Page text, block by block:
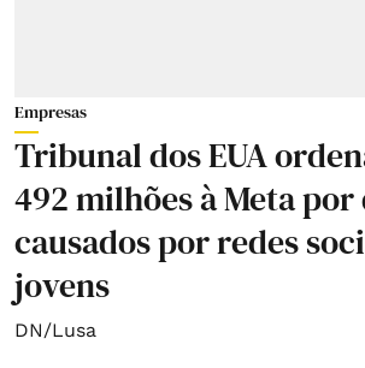
Empresas
Tribunal dos EUA
492 milhões à Meta por
causados por redes
jovens
DN/Lusa